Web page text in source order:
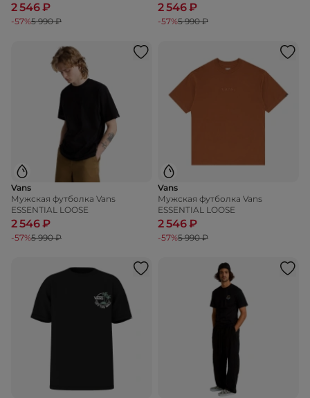
2 546 ₽
-57%5 990 ₽
2 546 ₽
-57%5 990 ₽
Vans
Мужская футболка Vans
ESSENTIAL LOOSE
2 546 ₽
-57%5 990 ₽
Vans
Мужская футболка Vans
ESSENTIAL LOOSE
2 546 ₽
-57%5 990 ₽